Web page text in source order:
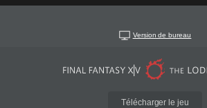
Version de bureau
Télécharger le jeu